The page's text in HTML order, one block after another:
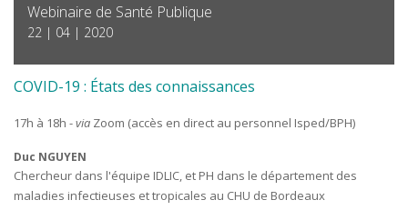
Webinaire de Santé Publique
22 | 04 | 2020
COVID-19 : États des connaissances
17h à 18h -via Zoom (accès en direct au personnel Isped/BPH)
Duc NGUYEN
Chercheur dans l'équipe IDLIC, et PH dans le département des
maladies infectieuses et tropicales au CHU de Bordeaux